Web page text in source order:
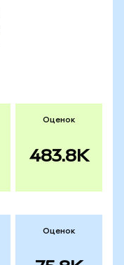
Оценок
483.8K
Оценок